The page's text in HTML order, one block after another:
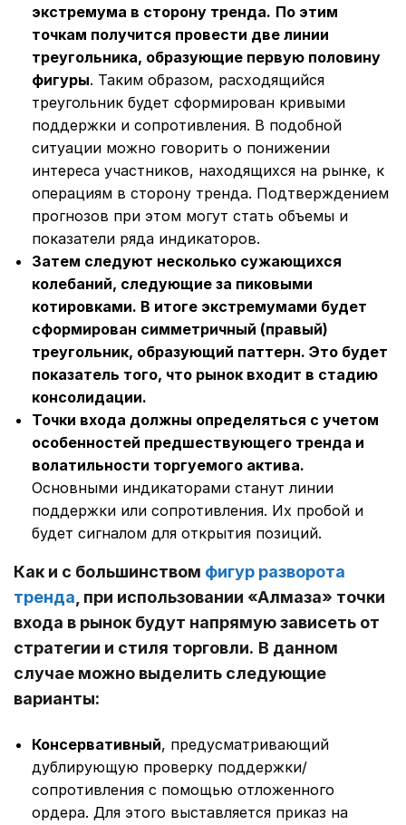
экстремума в сторону тренда. По этим
точкам получится провести две линии
треугольника, образующие первую половину
фигуры. Таким образом, расходящийся
треугольник будет сформирован кривыми
поддержки и сопротивления. В подобной
ситуации можно говорить о понижении
интереса участников, находящихся на рынке, к
операциям в сторону тренда. Подтверждением
прогнозов при этом могут стать объемы и
показатели ряда индикаторов.
Затем следуют несколько сужающихся
колебаний, следующие за пиковыми
котировками. В итоге экстремумами будет
сформирован симметричный (правый)
треугольник, образующий паттерн. Это будет
показатель того, что рынок входит в стадию
консолидации.
Точки входа должны определяться с учетом
особенностей предшествующего тренда и
волатильности торгуемого актива.
Основными индикаторами станут линии
поддержки или сопротивления. Их пробой и
будет сигналом для открытия позиций.
Как и с большинством фигур разворота
тренда , при использовании «Алмаза» точки
входа в рынок будут напрямую зависеть от
стратегии и стиля торговли. В данном
случае можно выделить следующие
варианты:
Консервативный, предусматривающий
дублирующую проверку поддержки/
сопротивления с помощью отложенного
ордера. Для этого выставляется приказ на